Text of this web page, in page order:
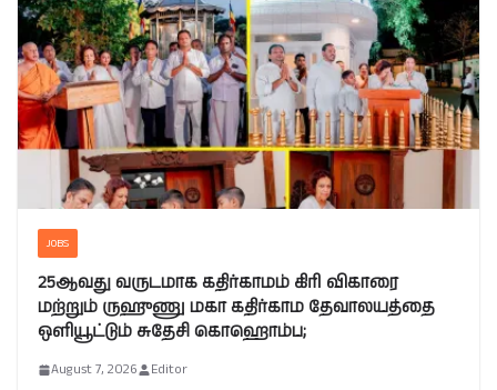
JOBS
25ஆவது வருடமாக கதிர்காமம் கிரி விகாரை
மற்றும் ருஹுணு மகா கதிர்காம தேவாலயத்தை
ஒளியூட்டும் சுதேசி கொஹொம்ப;
August 7, 2026 Editor